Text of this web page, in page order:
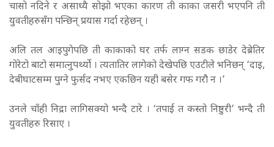
चासो नदिने र असाध्यै सोझो भएका कारण ती काका जसरी भएपनि ती
युवतीहरुसँग पन्छिन् प्रयास गर्दा रहेछन् ।
अलि तल आइपुगेपछि ती काकाको घर तर्फ लाग्न सडक छाडेर देब्रेतिर
गोरेटो बाटो समात्नुपर्थ्यो । त्यतातिर लागेको देखेपछि एउटीले भनिछन् ‘दाइ,
देबीघाटसम्म पुग्ने फुर्सद नभए एकछिन यही बसेर गफ गरौ न ।’
उनले चाँही निद्रा लागिसक्यो भन्दै टारे । ‘तपाई त कस्तो निष्ठुरी’ भन्दै ती
युवतीहरु रिसाए ।